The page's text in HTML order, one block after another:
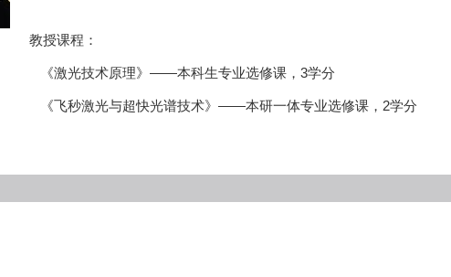
教授课程：
《激光技术原理》——本科生专业选修课，3学分
《飞秒激光与超快光谱技术》——本研一体专业选修课，2学分